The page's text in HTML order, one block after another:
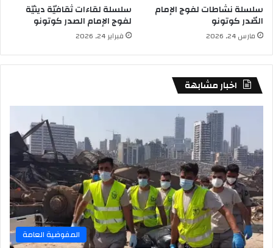
سلسلة نشاطات لفوج الإمام
الصّدر كوتونو
مارس 24, 2026
سلسلة لقاءات ثقافيّة دينيّة
لفوج الإمام الصدر كوتونو
فبراير 24, 2026
اخبار مشابهة
المفوضية العامة